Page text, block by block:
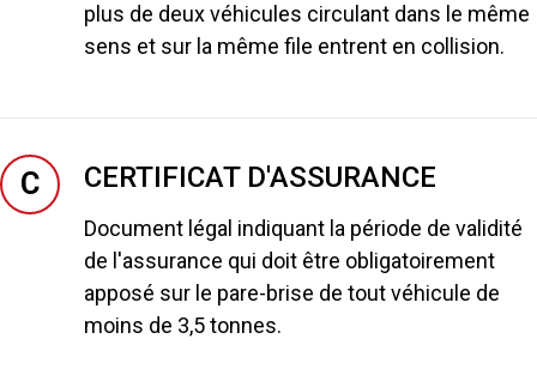
plus de deux véhicules circulant dans le même
sens et sur la même file entrent en collision.
C CERTIFICAT D'ASSURANCE
Document légal indiquant la période de validité
de l'assurance qui doit être obligatoirement
apposé sur le pare-brise de tout véhicule de
moins de 3,5 tonnes.